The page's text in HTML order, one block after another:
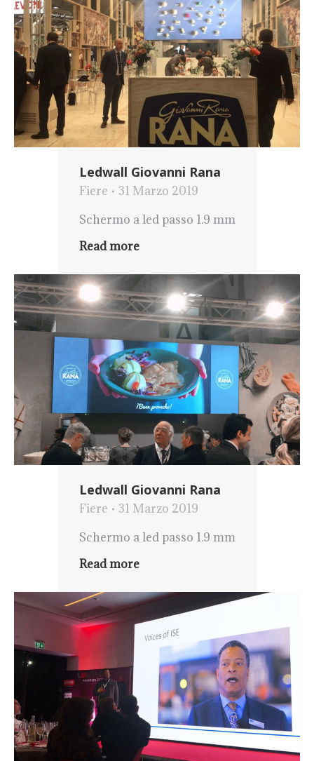
Ledwall Giovanni Rana
Fiere
31 Marzo 2019
Schermo a led passo 1.9 mm
Read more
Ledwall Giovanni Rana
Fiere
31 Marzo 2019
Schermo a led passo 1.9 mm
Read more